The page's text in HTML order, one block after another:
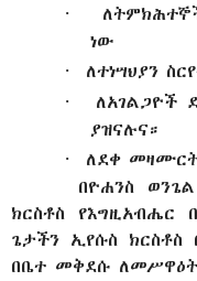
·
ነው
·
ለተነሣህያን
·
ለአገልጋዮች
ያዝናሉና።
·
ለደቀ
በዮሐንስ
ክርስቶስ የእግዚአብሔር
ጌታችን ኢየሱስ
በቤተ መቅደሱ